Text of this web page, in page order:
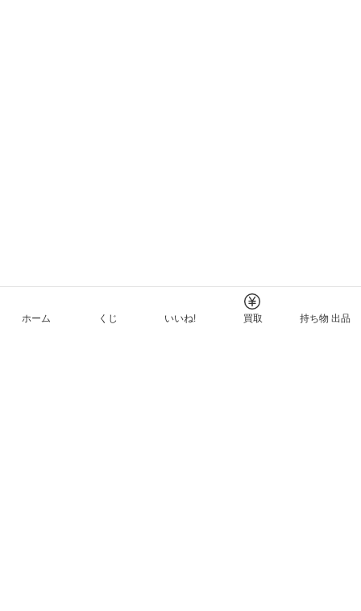
ホーム くじ いいね! 買取 持ち物 出品